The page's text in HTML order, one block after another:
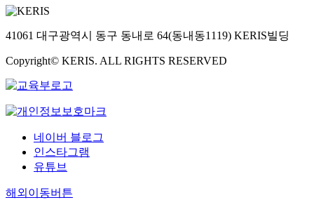
41061 대구광역시 동구 동내로 64(동내동1119) KERIS빌딩
Copyright© KERIS. ALL RIGHTS RESERVED
네이버 블로그
인스타그램
유튜브
해외이동버튼